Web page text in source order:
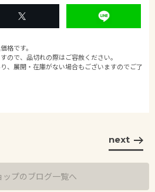
格です。
ので、品切れの際はご容赦ください。
、展開・在庫がない場合もございますのでご了
next
ップのブログ一覧へ